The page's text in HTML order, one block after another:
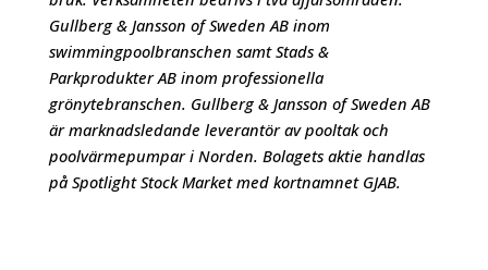
Gullberg & Jansson of Sweden AB inom
swimmingpoolbranschen samt Stads &
Parkprodukter AB inom professionella
grönytebranschen. Gullberg & Jansson of Sweden AB
är marknadsledande leverantör av pooltak och
poolvärmepumpar i Norden. Bolagets aktie handlas
på Spotlight Stock Market med kortnamnet GJAB.